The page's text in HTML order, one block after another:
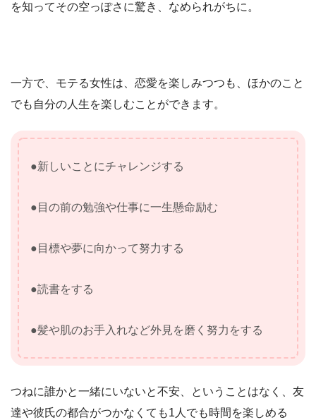
を知ってその空っぽさに驚き、なめられがちに。
一方で、モテる女性は、恋愛を楽しみつつも、ほかのこと
でも自分の人生を楽しむことができます。
●新しいことにチャレンジする
●目の前の勉強や仕事に一生懸命励む
●目標や夢に向かって努力する
●読書をする
●髪や肌のお手入れなど外見を磨く努力をする
つねに誰かと一緒にいないと不安、ということはなく、友
達や彼氏の都合がつかなくても1人でも時間を楽しめる